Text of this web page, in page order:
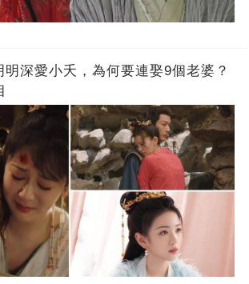
深愛小夭，為何要連娶9個老婆？